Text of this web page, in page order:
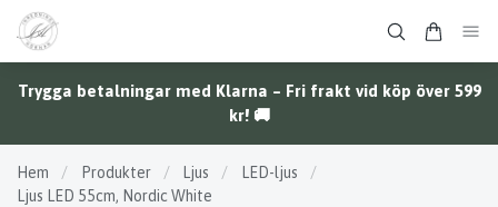
Trygga betalningar med Klarna – Fri frakt vid köp över 599
kr! 🚚
Hem / Produkter / Ljus / LED-ljus
/
Ljus LED 55cm, Nordic White